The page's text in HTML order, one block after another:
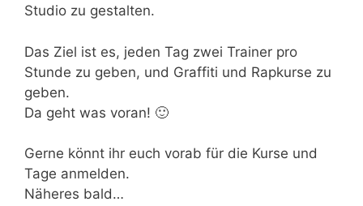
Studio zu gestalten.
Das Ziel ist es, jeden Tag zwei Trainer pro
Stunde zu geben, und Graffiti und Rapkurse zu
geben.
Da geht was voran! 🙂
Gerne könnt ihr euch vorab für die Kurse und
Tage anmelden.
Näheres bald…